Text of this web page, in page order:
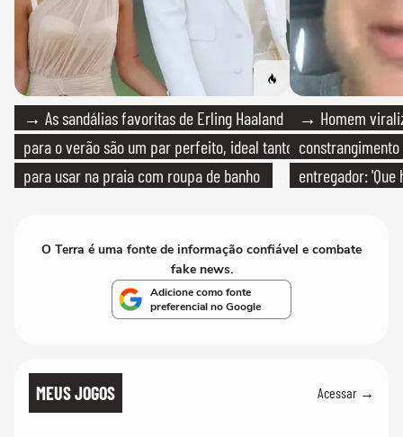
→ As sandálias favoritas de Erling Haaland
para o verão são um par perfeito, ideal tanto
para usar na praia com roupa de banho
→ Homem
entregador: 'Que
O Terra é uma fonte de informação confiável e combate
fake news.
Adicione como fonte
preferencial no Google
MEUS JOGOS Acessar →